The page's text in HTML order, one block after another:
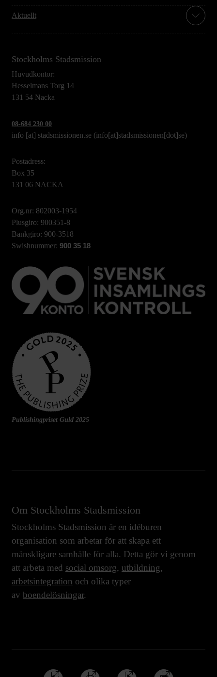
Aktuellt
Stockholms Stadsmission
Huvudkontor:
Hesselmans Torg 14
131 54 Nacka
08-684 230 00
info [at] stadsmissionen.se (info[at]stadsmissionen[dot]se)
Postadress:
Box 35
131 06 NACKA
Org.nr: 802003-1954
Plusgiro: 900351-8
Bankgiro: 900-3518
Swishnummer: 900 35 18
Publishingpriset Guld 2025
Om Stockholms Stadsmission
Stockholms Stadsmission är en idéburen
organisation som arbetar för att skapa ett
mänskligare samhälle för alla. Detta gör vi genom
att arbeta med social omsorg, utbildning,
arbetsintegration och olika typer
av boendelösningar.
Följ Följ Följ Följ